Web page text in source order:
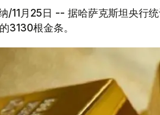
/11月25日 -- 据哈萨克斯坦央行
3130根金条。